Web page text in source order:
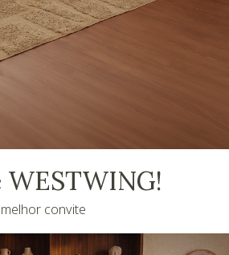
WESTWING!
convite